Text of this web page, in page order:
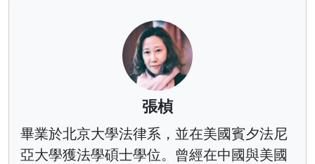
張楨
畢業於北京大學法律系，並在美國賓夕法尼
亞大學獲法學碩士學位。曾經在中國與美國